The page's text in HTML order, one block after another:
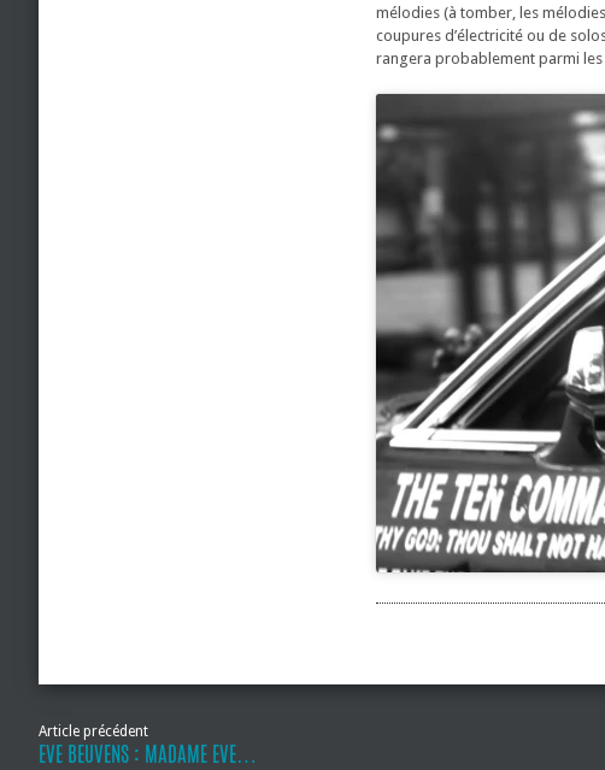
mélodies (à tomber, les
coupures d’électricité ou de
rangera probablement parmi les
Article précédent
EVE BEUVENS : MADAME EVE…